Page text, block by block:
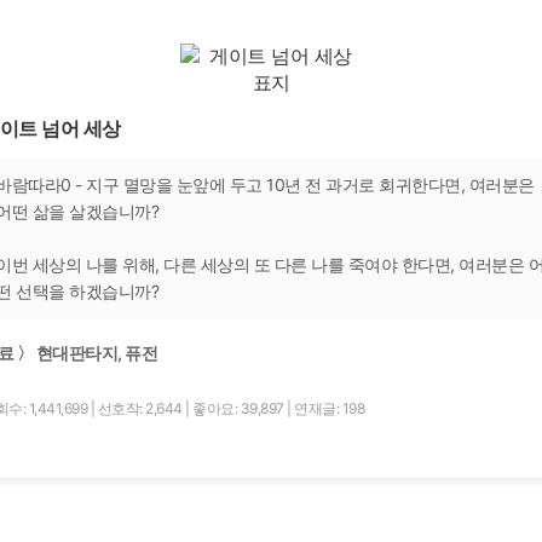
트 넘어 세상
람따라0 - 지구 멸망을 눈앞에 두고 10년 전 과거로 회귀한다면, 여러분은
떤 삶을 살겠습니까?
번 세상의 나를 위해, 다른 세상의 또 다른 나를 죽여야 한다면, 여러분은
선택을 하겠습니까?
〉 현대판타지, 퓨전
수: 1,441,699 선호작: 2,644 좋아요: 39,897 연재글: 198